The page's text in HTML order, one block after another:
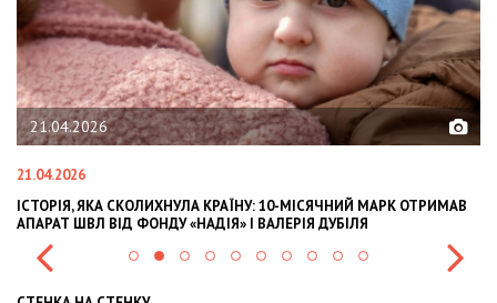
21.04.2026
21.04.2026
ІСТОРІЯ, ЯКА СКОЛИХНУЛА КРАЇНУ: 10-МІСЯЧНИЙ МАРК ОТРИМАВ
АПАРАТ ШВЛ ВІД ФОНДУ «НАДІЯ» І ВАЛЕРІЯ ДУБІЛЯ